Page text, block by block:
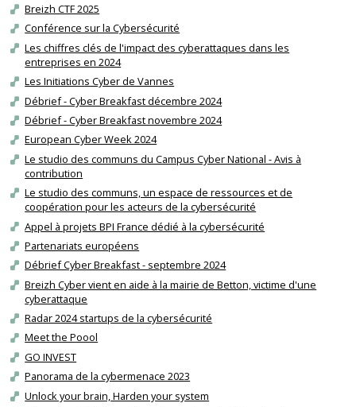
Breizh CTF 2025
Conférence sur la Cybersécurité
Les chiffres clés de l'impact des cyberattaques dans les
entreprises en 2024
Les Initiations Cyber de Vannes
Débrief - Cyber Breakfast décembre 2024
Débrief - Cyber Breakfast novembre 2024
European Cyber Week 2024
Le studio des communs du Campus Cyber National - Avis à
contribution
Le studio des communs, un espace de ressources et de
coopération pour les acteurs de la cybersécurité
Appel à projets BPI France dédié à la cybersécurité
Partenariats européens
Débrief Cyber Breakfast - septembre 2024
Breizh Cyber vient en aide à la mairie de Betton, victime d'une
cyberattaque
Radar 2024 startups de la cybersécurité
Meet the Poool
GO INVEST
Panorama de la cybermenace 2023
Unlock your brain, Harden your system